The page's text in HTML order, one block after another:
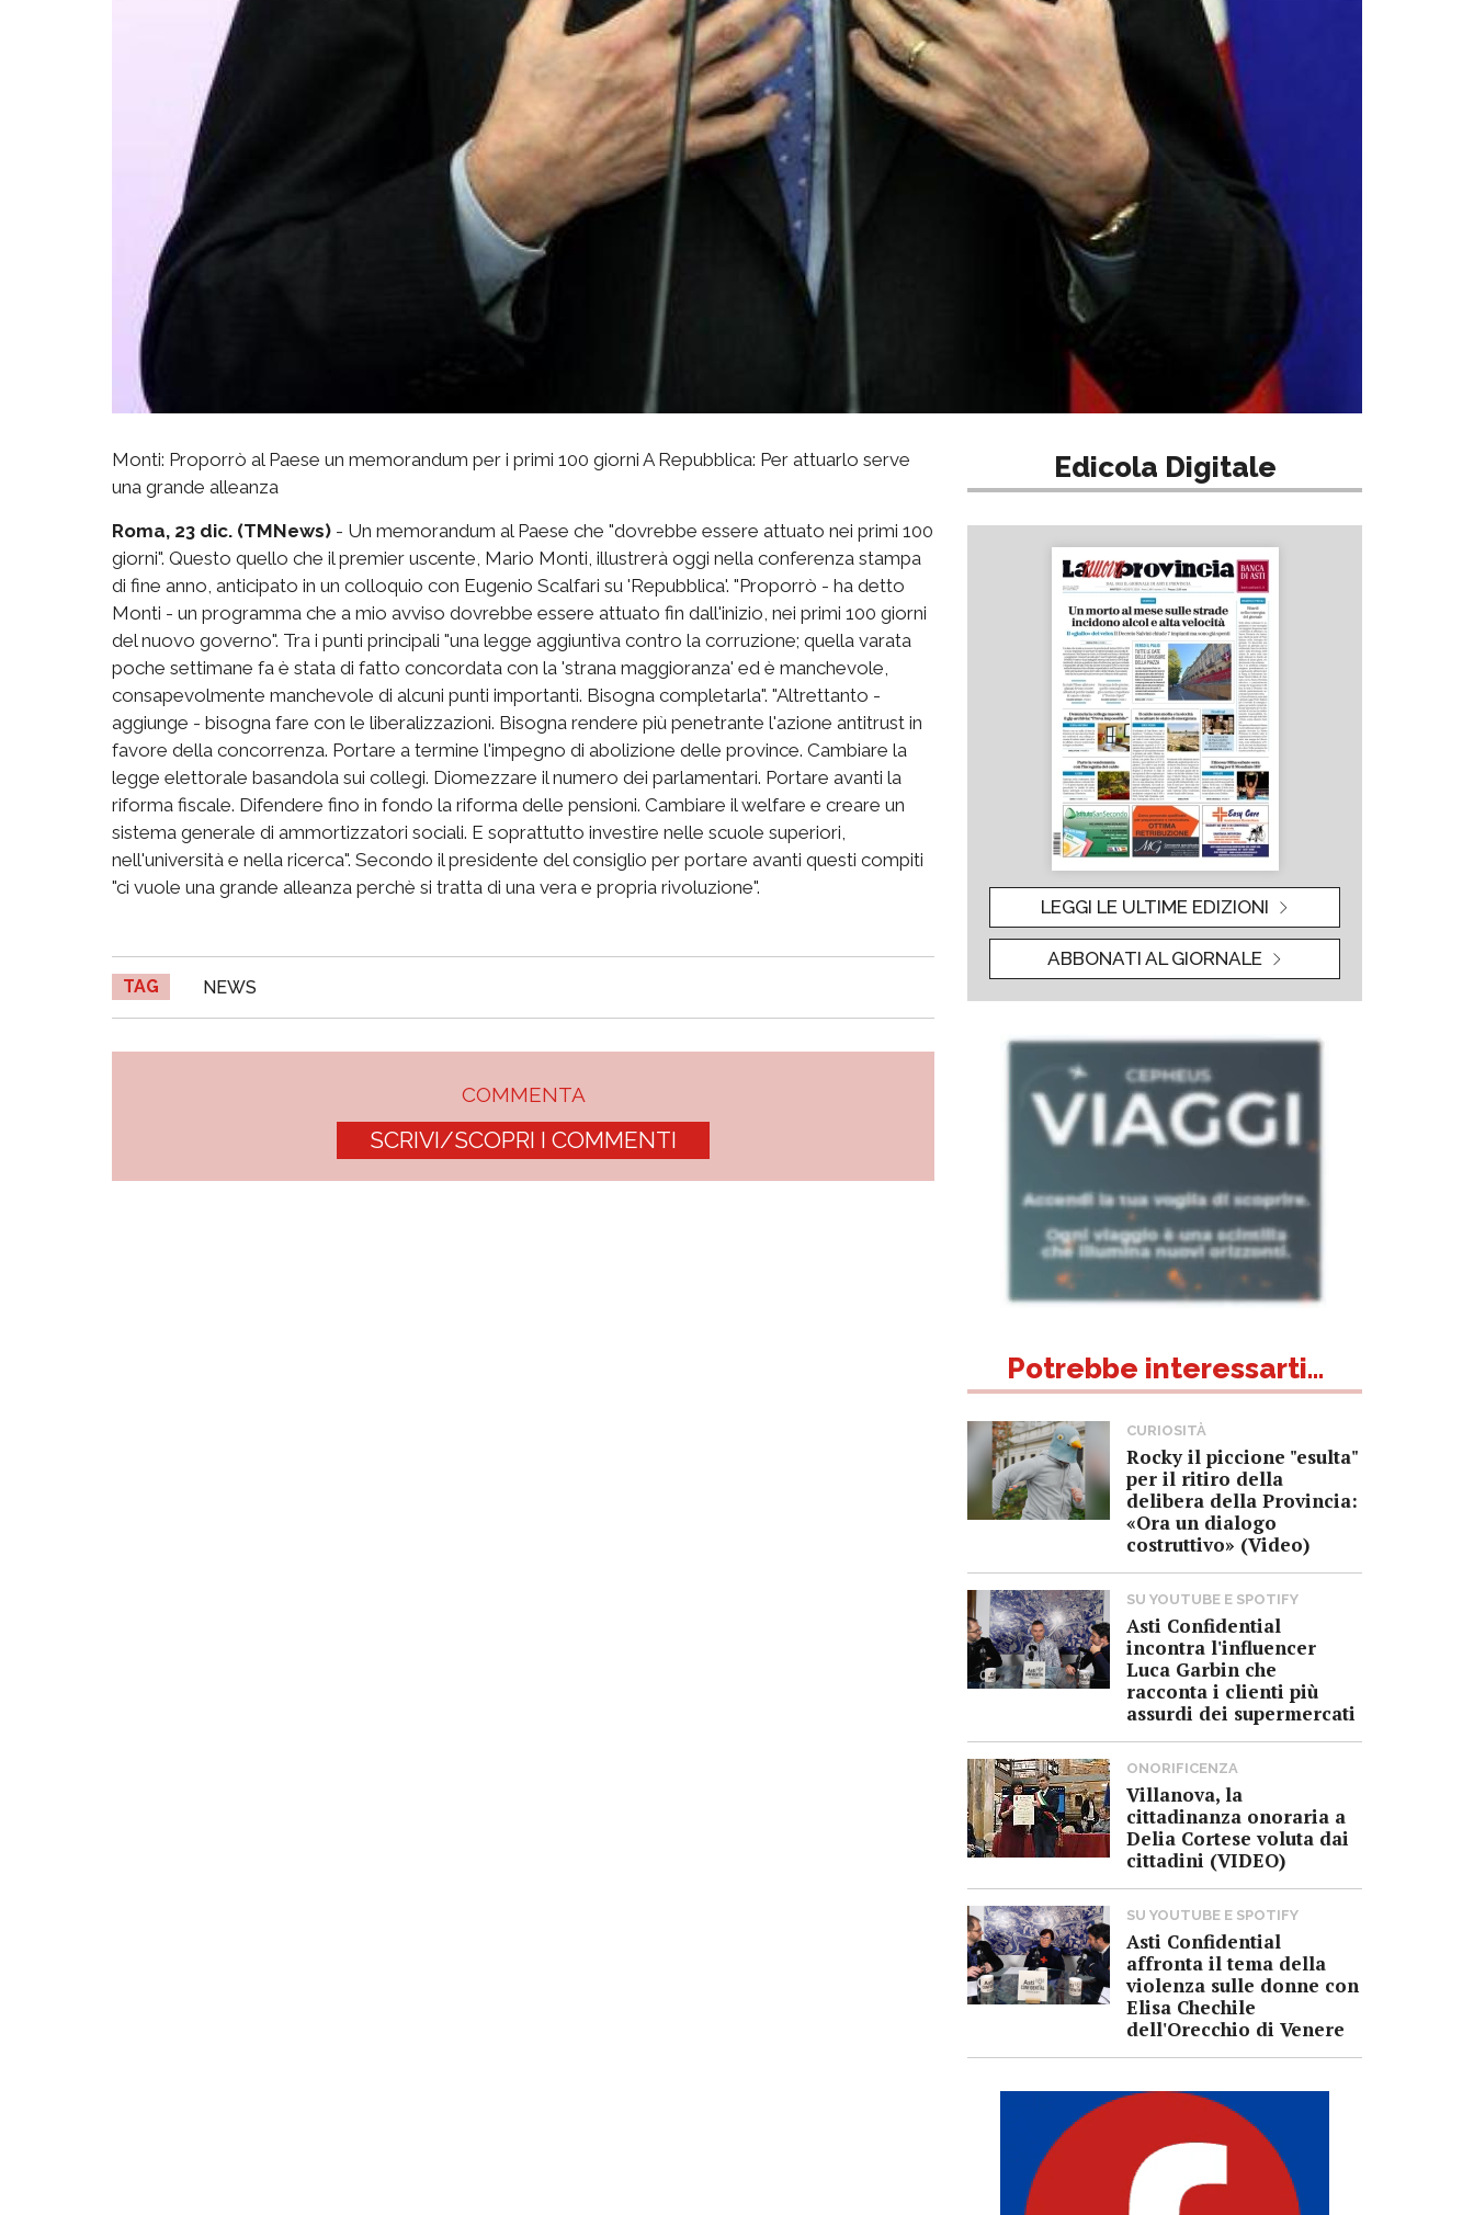
Monti: Proporrò al Paese un memorandum per i primi 100 giorni A Repubblica: Per attuarlo serve
una grande alleanza
Roma, 23 dic. (TMNews) - Un memorandum al Paese che "dovrebbe essere attuato nei primi 100
giorni". Questo quello che il premier uscente, Mario Monti, illustrerà oggi nella conferenza stampa
di fine anno, anticipato in un colloquio con Eugenio Scalfari su 'Repubblica'. "Proporrò - ha detto
Monti - un programma che a mio avviso dovrebbe essere attuato fin dall'inizio, nei primi 100 giorni
del nuovo governo". Tra i punti principali "una legge aggiuntiva contro la corruzione; quella varata
poche settimane fa è stata di fatto concordata con la 'strana maggioranza' ed è manchevole,
consapevolmente manchevole di alcuni punti importanti. Bisogna completarla". "Altrettanto -
aggiunge - bisogna fare con le liberalizzazioni. Bisogna rendere più penetrante l'azione antitrust in
favore della concorrenza. Portare a termine l'impegno di abolizione delle province. Cambiare la
legge elettorale basandola sui collegi. Diomezzare il numero dei parlamentari. Portare avanti la
riforma fiscale. Difendere fino in fondo la riforma delle pensioni. Cambiare il welfare e creare un
sistema generale di ammortizzatori sociali. E soprattutto investire nelle scuole superiori,
nell'università e nella ricerca". Secondo il presidente del consiglio per portare avanti questi compiti
"ci vuole una grande alleanza perchè si tratta di una vera e propria rivoluzione".
TAG NEWS
COMMENTA
SCRIVI/SCOPRI I COMMENTI
Edicola Digitale
LEGGI LE ULTIME EDIZIONI
ABBONATI AL GIORNALE
Potrebbe interessarti...
CURIOSITÀ
Rocky il piccione "esulta"
per il ritiro della
delibera della Provincia:
«Ora un dialogo
costruttivo» (Video)
SU YOUTUBE E SPOTIFY
Asti Confidential
incontra l'influencer
Luca Garbin che
racconta i clienti più
assurdi dei supermercati
ONORIFICENZA
Villanova, la
cittadinanza onoraria a
Delia Cortese voluta dai
cittadini (VIDEO)
SU YOUTUBE E SPOTIFY
Asti Confidential
affronta il tema della
violenza sulle donne con
Elisa Chechile
dell'Orecchio di Venere